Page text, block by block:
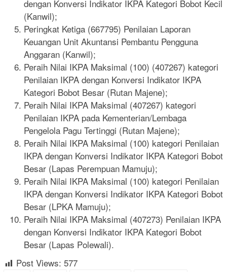
dengan Konversi Indikator IKPA Kategori Bobot Kecil
(Kanwil);
Peringkat Ketiga (667795) Penilaian Laporan
Keuangan Unit Akuntansi Pembantu Pengguna
Anggaran (Kanwil);
Peraih Nilai IKPA Maksimal (100) (407267) kategori
Penilaian IKPA dengan Konversi Indikator IKPA
Kategori Bobot Besar (Rutan Majene);
Peraih Nilai IKPA Maksimal (407267) kategori
Penilaian IKPA pada Kementerian/Lembaga
Pengelola Pagu Tertinggi (Rutan Majene);
Peraih Nilai IKPA Maksimal (100) kategori Penilaian
IKPA dengan Konversi Indikator IKPA Kategori Bobot
Besar (Lapas Perempuan Mamuju);
Peraih Nilai IKPA Maksimal (100) kategori Penilaian
IKPA dengan Konversi Indikator IKPA Kategori Bobot
Besar (LPKA Mamuju);
Peraih Nilai IKPA Maksimal (407273) Penilaian IKPA
dengan Konversi Indikator IKPA Kategori Bobot
Besar (Lapas Polewali).
Post Views: 577